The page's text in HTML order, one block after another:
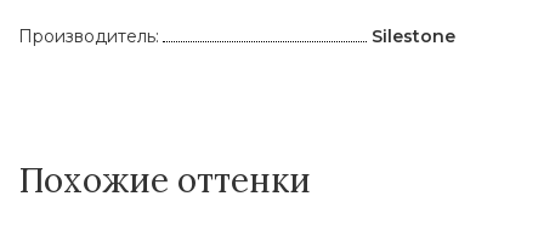
Производитель: Silestone
Похожие оттенки